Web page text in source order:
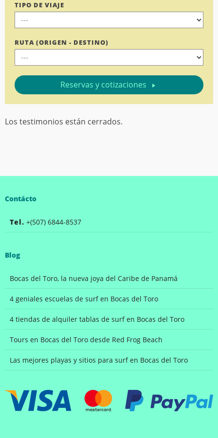
TIPO DE VIAJE
RUTA (ORIGEN - DESTINO)
Reservas y cotizaciones
Los testimonios están cerrados.
Contácto
Tel. +(507) 6844-8537
Blog
Bocas del Toro, la nueva joya del Caribe de Panamá
4 geniales escuelas de surf en Bocas del Toro
4 tiendas de alquiler tablas de surf en Bocas del Toro
Tours en Bocas del Toro desde Red Frog Beach
Las mejores playas y sitios para surf en Bocas del Toro